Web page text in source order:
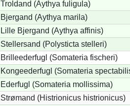
Troldand (Aythya fuligula)
Bjergand (Aythya marila)
Lille Bjergand (Aythya affinis)
Stellersand (Polysticta stelleri)
Brilleederfugl (Somateria fischeri)
Kongeederfugl (Somateria
Ederfugl (Somateria mollissima)
Strømand (Histrionicus histrionicus)